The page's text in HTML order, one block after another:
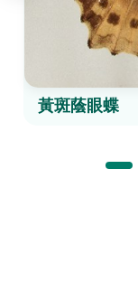
黃斑蔭眼蝶